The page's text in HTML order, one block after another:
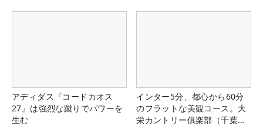
アディダス『コードカオス
27』は強烈な蹴りでパワーを
生む
インター5分、都心から60分
のフラットな美観コース。大
栄カントリー俱楽部（千葉